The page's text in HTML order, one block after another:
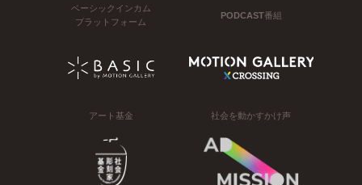
ベーシックインカム
プラットフォーム
PODCAST番組
アート基金 社会を動かすかけ声